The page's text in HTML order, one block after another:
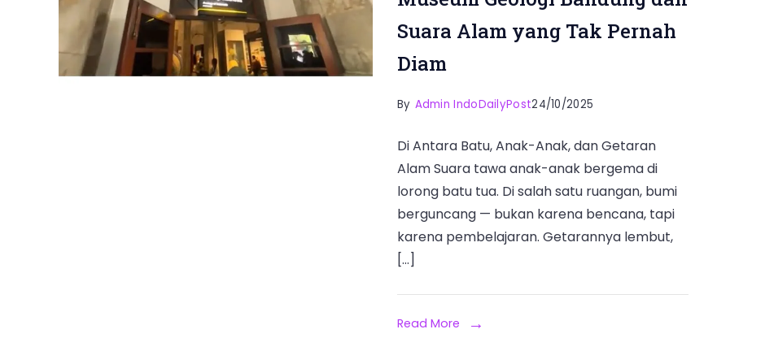
Suara Alam yang Tak Pernah
Diam
By Admin IndoDailyPost24/10/2025
Di Antara Batu, Anak-Anak, dan Getaran
Alam Suara tawa anak-anak bergema di
lorong batu tua. Di salah satu ruangan, bumi
berguncang — bukan karena bencana, tapi
karena pembelajaran. Getarannya lembut,
[…]
Read More